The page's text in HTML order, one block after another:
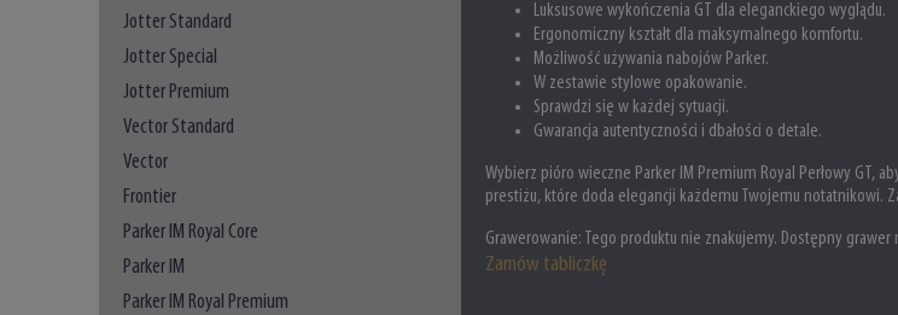
Jotter Standard
Jotter Special
Jotter Premium
Vector Standard
Vector
Frontier
Parker IM Royal Core
Parker IM
Parker IM Royal Premium
Luksusowe wykończenia GT dla eleganckiego wyglądu.
Ergonomiczny kształt dla maksymalnego komfortu.
Możliwość używania nabojów Parker.
W zestawie stylowe opakowanie.
Sprawdzi się w każdej sytuacji.
Gwarancja autentyczności i dbałości o detale.
Wybierz pióro wieczne Parker IM Premium Royal Perłowy GT,
prestiżu, które doda elegancji każdemu Twojemu notatnikowi.
Grawerowanie: Tego produktu nie znakujemy. Dostępny grawer
Zamów tabliczkę